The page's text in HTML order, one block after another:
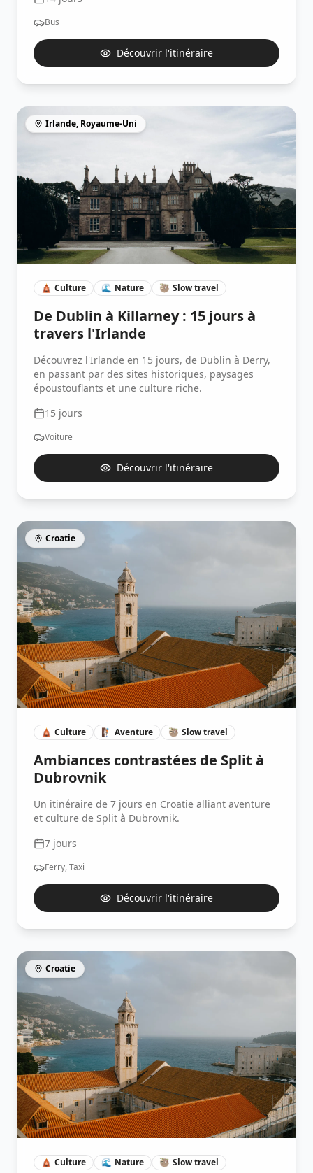
Bus
Découvrir l'itinéraire
Irlande, Royaume-Uni
🛕 Culture 🌊 Nature 🦥 Slow travel
De Dublin à Killarney : 15 jours à
travers l'Irlande
Découvrez l'Irlande en 15 jours, de Dublin à Derry,
en passant par des sites historiques, paysages
époustouflants et une culture riche.
15 jours
Voiture
Découvrir l'itinéraire
Croatie
🛕 Culture 🧗🏽 Aventure 🦥 Slow travel
Ambiances contrastées de Split à
Dubrovnik
Un itinéraire de 7 jours en Croatie alliant aventure
et culture de Split à Dubrovnik.
7 jours
Ferry, Taxi
Découvrir l'itinéraire
Croatie
🛕 Culture 🌊 Nature 🦥 Slow travel